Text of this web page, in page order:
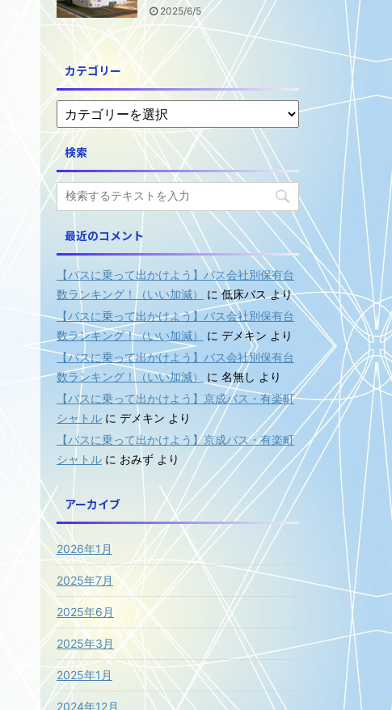
2025/6/5
カテゴリー
検索
最近のコメント
【バスに乗って出かけよう】バス会社別保有台
数ランキング！（いい加減）
に低床バスより
【バスに乗って出かけよう】バス会社別保有台
数ランキング！（いい加減）
に デメキン より
【バスに乗って出かけよう】バス会社別保有台
数ランキング！（いい加減）
に 名無し より
【バスに乗って出かけよう】京成バス・有楽町
シャトル に デメキン より
【バスに乗って出かけよう】京成バス・有楽町
シャトル に おみず より
アーカイブ
2026年1月
2025年7月
2025年6月
2025年3月
2025年1月
2024年12月